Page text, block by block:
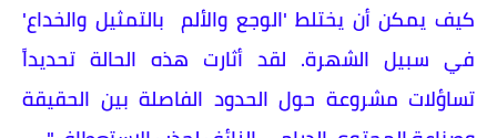
كيف يمكن أن يختلط 'الوجع والألم بالتمثيل والخداع'
في سبيل الشهرة. لقد أثارت هذه الحالة تحديداً
تساؤلات مشروعة حول الحدود الفاصلة بين الحقيقة